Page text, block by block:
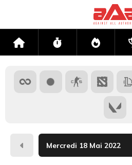
Accueil Flux Directs
Hier